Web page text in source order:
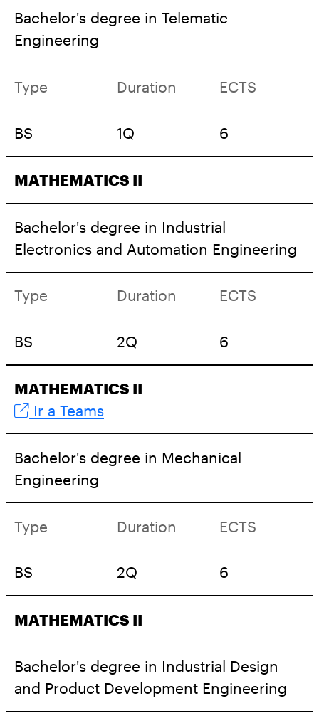
Bachelor's degree in Telematic
Engineering
Type
BS
Duration
1Q
ECTS
6
MATHEMATICS II
Bachelor's degree in Industrial
Electronics and Automation Engineering
Type
BS
Duration
2Q
ECTS
6
MATHEMATICS II
Ir a Teams
Bachelor's degree in Mechanical
Engineering
Type
BS
Duration
2Q
ECTS
6
MATHEMATICS II
Bachelor's degree in Industrial Design
and Product Development Engineering